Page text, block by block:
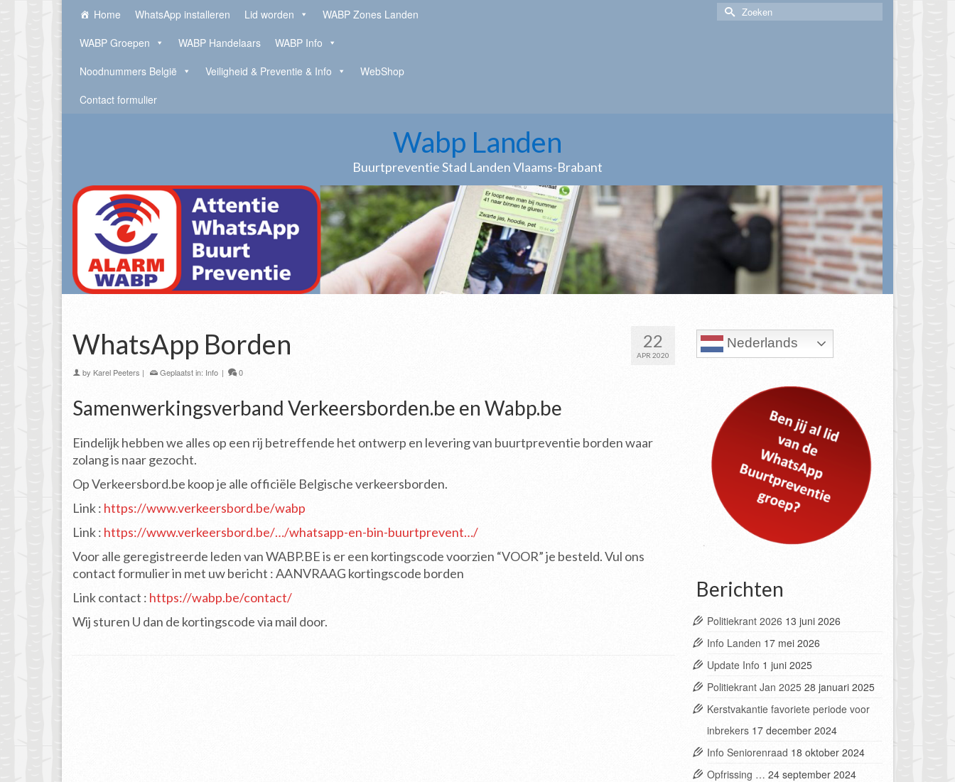
Home WhatsApp installeren Lid worden
WABP Zones Landen
WABP Groepen
WABP Handelaars
WABP Info
Noodnummers België
Veiligheid & Preventie & Info
WebShop
Contact formulier
Zoek
Wabp Landen
Buurtpreventie Stad Landen Vlaams-Brabant
22
APR 2020
WhatsApp Borden
by Karel Peeters | Geplaatst in: Info | 0
Samenwerkingsverband Verkeersborden.be en Wabp.be
Eindelijk hebben we alles op een rij betreffende het ontwerp en levering van buurtpreventie borden waar
zolang is naar gezocht.
Op Verkeersbord.be koop je alle officiële Belgische verkeersborden.
Link : https://www.verkeersbord.be/wabp
Link : https://www.verkeersbord.be/…/whatsapp-en-bin-buurtprevent…/
Voor alle geregistreerde leden van WABP.BE is er een kortingscode voorzien “VOOR” je besteld. Vul ons
contact formulier in met uw bericht : AANVRAAG kortingscode borden
Link contact : https://wabp.be/contact/
Wij sturen U dan de kortingscode via mail door.
Nederlands
Berichten
Politiekrant 2026 13 juni 2026
Info Landen 17 mei 2026
Update Info 1 juni 2025
Politiekrant Jan 2025 28 januari 2025
Kerstvakantie favoriete periode voor
inbrekers 17 december 2024
Info Seniorenraad 18 oktober 2024
Opfrissing … 24 september 2024